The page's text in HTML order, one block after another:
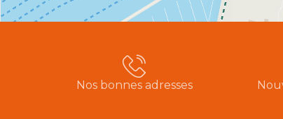
Nos bonnes adresses